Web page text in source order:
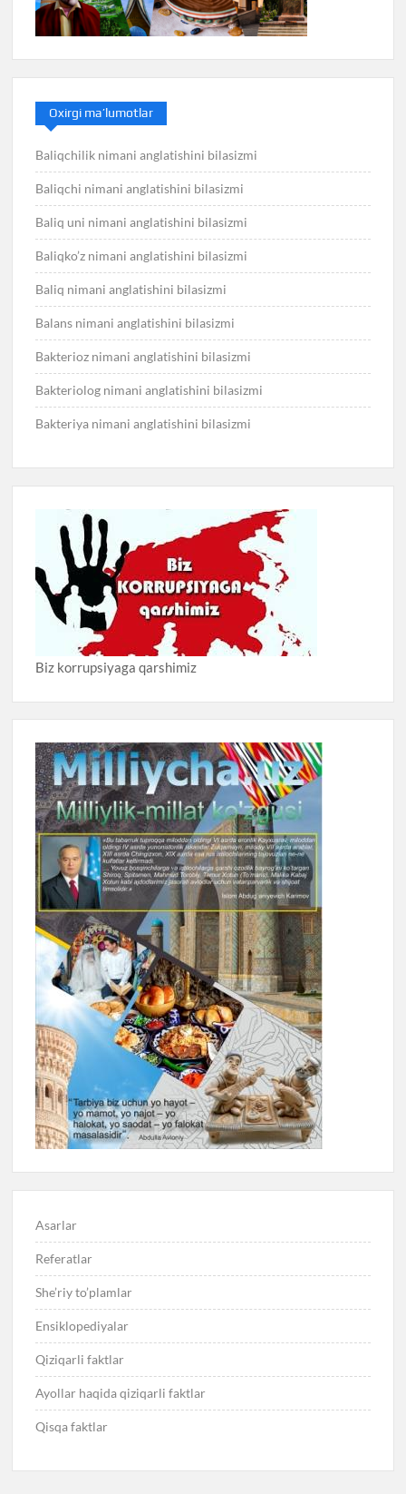
Oxirgi ma’lumotlar
Baliqchilik nimani anglatishini bilasizmi
Baliqchi nimani anglatishini bilasizmi
Baliq uni nimani anglatishini bilasizmi
Baliqko’z nimani anglatishini bilasizmi
Baliq nimani anglatishini bilasizmi
Balans nimani anglatishini bilasizmi
Bakterioz nimani anglatishini bilasizmi
Bakteriolog nimani anglatishini bilasizmi
Bakteriya nimani anglatishini bilasizmi
Biz korrupsiyaga qarshimiz
Asarlar
Referatlar
She’riy to’plamlar
Ensiklopediyalar
Qiziqarli faktlar
Ayollar haqida qiziqarli faktlar
Qisqa faktlar